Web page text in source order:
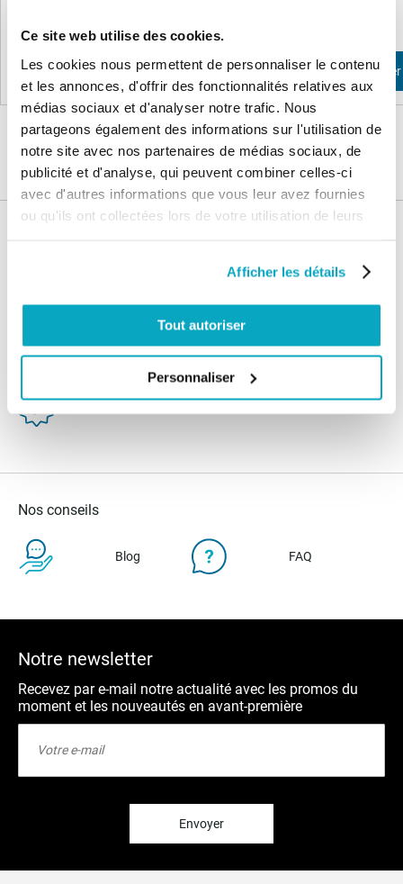
Ce site web utilise des cookies.
Les cookies nous permettent de personnaliser le contenu
et les annonces, d'offrir des fonctionnalités relatives aux
médias sociaux et d'analyser notre trafic. Nous
partageons également des informations sur l'utilisation de
notre site avec nos partenaires de médias sociaux, de
publicité et d'analyse, qui peuvent combiner celles-ci
avec d'autres informations que vous leur avez fournies
ou qu'ils ont collectées lors de votre utilisation de leurs
Afficher les détails
Tout autoriser
Personnaliser
Ajouter au panier Ajouter au panier
Paiement en
24/72H
SAV & Retours
Nos conseils
Blog FAQ
Notre newsletter
Recevez par e-mail notre actualité avec les promos du
moment et les nouveautés en avant-première
Envoyer